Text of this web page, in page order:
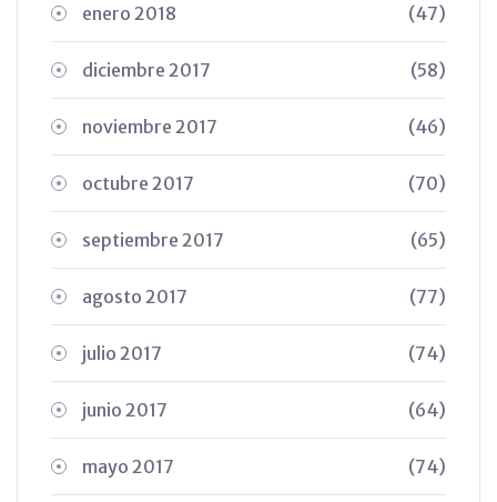
enero 2018 (47)
diciembre 2017 (58)
noviembre 2017 (46)
octubre 2017 (70)
septiembre 2017 (65)
agosto 2017 (77)
julio 2017 (74)
junio 2017 (64)
mayo 2017 (74)